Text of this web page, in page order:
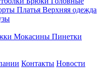
Платья Верхняя одежда
Мокасины Пинетки
Контакты Новости